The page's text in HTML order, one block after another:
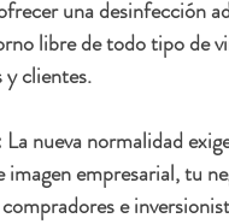
una desinfección
libre de todo tipo de
y clientes.
nueva normalidad
empresarial, tu
e